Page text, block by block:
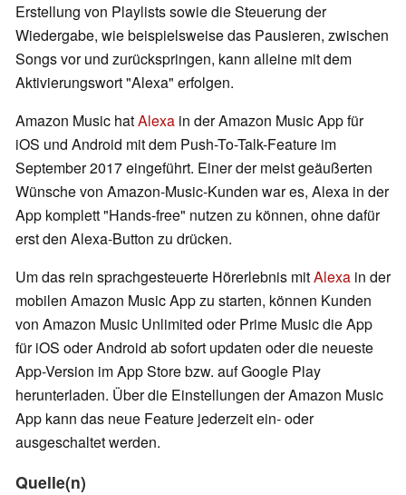
Erstellung von Playlists sowie die Steuerung der
Wiedergabe, wie beispielsweise das Pausieren, zwischen
Songs vor und zurückspringen, kann alleine mit dem
Aktivierungswort "Alexa" erfolgen.
Amazon Music hatAlexa in der Amazon Music App für
iOS und Android mit dem Push-To-Talk-Feature im
September 2017 eingeführt. Einer der meist geäußerten
Wünsche von Amazon-Music-Kunden war es, Alexa in der
App komplett "Hands-free" nutzen zu können, ohne dafür
erst den Alexa-Button zu drücken.
Um das rein sprachgesteuerte Hörerlebnis mitAlexa in der
mobilen Amazon Music App zu starten, können Kunden
von Amazon Music Unlimited oder Prime Music die App
für iOS oder Android ab sofort updaten oder die neueste
App-Version im App Store bzw. auf Google Play
herunterladen. Über die Einstellungen der Amazon Music
App kann das neue Feature jederzeit ein- oder
ausgeschaltet werden.
Quelle(n)